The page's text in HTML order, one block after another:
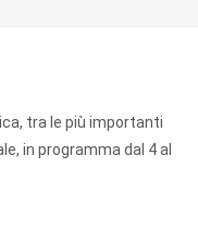
tra le più importanti
in programma dal 4 al